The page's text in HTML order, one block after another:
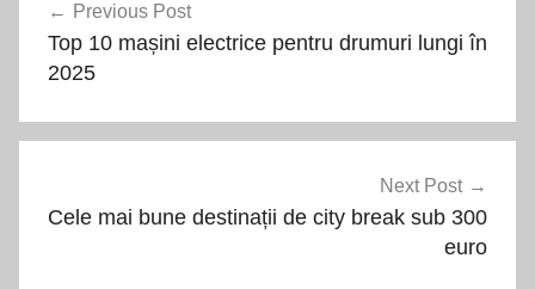
articole
Previous Post
Top 10 mașini electrice pentru drumuri lungi în
2025
Next Post
Cele mai bune destinații de city break sub 300
euro